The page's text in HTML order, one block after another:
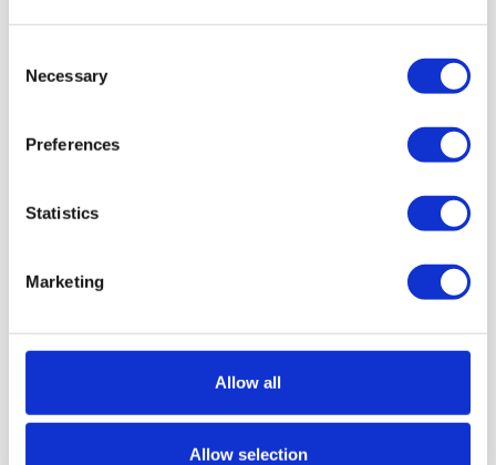
Selection
Necessary
Preferences
Statistics
Marketing
Allow all
Allow selection
identyfikatora wydarzenia, obowiązuje